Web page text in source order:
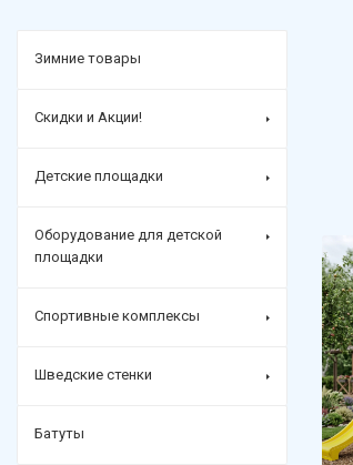
Зимние товары
Скидки и Акции!
Детские площадки
Оборудование для детской
площадки
Спортивные комплексы
Шведские стенки
Батуты